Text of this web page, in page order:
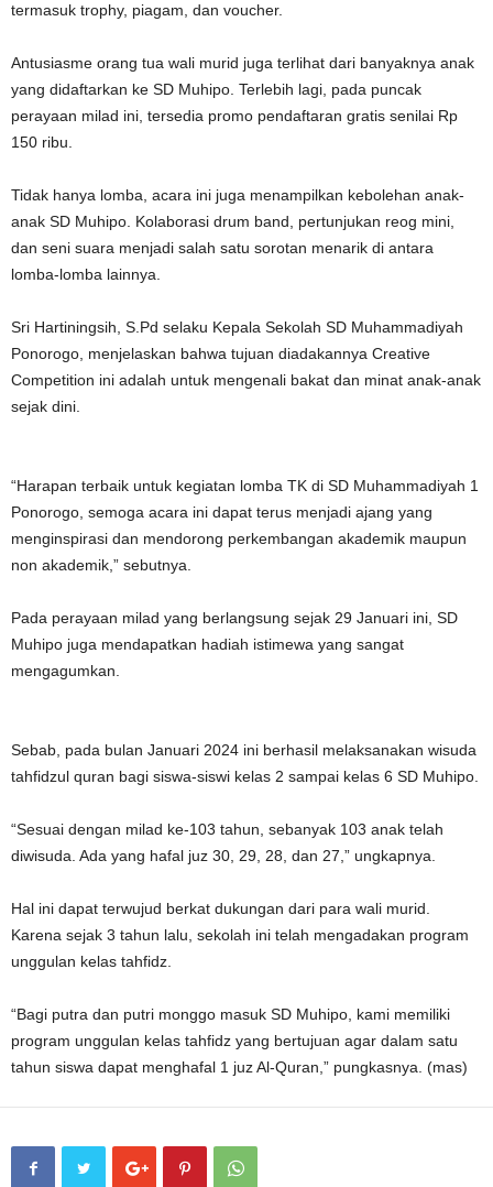
termasuk trophy, piagam, dan voucher.
Antusiasme orang tua wali murid juga terlihat dari banyaknya anak
yang didaftarkan ke SD Muhipo. Terlebih lagi, pada puncak
perayaan milad ini, tersedia promo pendaftaran gratis senilai Rp
150 ribu.
Tidak hanya lomba, acara ini juga menampilkan kebolehan anak-
anak SD Muhipo. Kolaborasi drum band, pertunjukan reog mini,
dan seni suara menjadi salah satu sorotan menarik di antara
lomba-lomba lainnya.
Sri Hartiningsih, S.Pd selaku Kepala Sekolah SD Muhammadiyah
Ponorogo, menjelaskan bahwa tujuan diadakannya Creative
Competition ini adalah untuk mengenali bakat dan minat anak-anak
sejak dini.
“Harapan terbaik untuk kegiatan lomba TK di SD Muhammadiyah 1
Ponorogo, semoga acara ini dapat terus menjadi ajang yang
menginspirasi dan mendorong perkembangan akademik maupun
non akademik,” sebutnya.
Pada perayaan milad yang berlangsung sejak 29 Januari ini, SD
Muhipo juga mendapatkan hadiah istimewa yang sangat
mengagumkan.
Sebab, pada bulan Januari 2024 ini berhasil melaksanakan wisuda
tahfidzul quran bagi siswa-siswi kelas 2 sampai kelas 6 SD Muhipo.
“Sesuai dengan milad ke-103 tahun, sebanyak 103 anak telah
diwisuda. Ada yang hafal juz 30, 29, 28, dan 27,” ungkapnya.
Hal ini dapat terwujud berkat dukungan dari para wali murid.
Karena sejak 3 tahun lalu, sekolah ini telah mengadakan program
unggulan kelas tahfidz.
“Bagi putra dan putri monggo masuk SD Muhipo, kami memiliki
program unggulan kelas tahfidz yang bertujuan agar dalam satu
tahun siswa dapat menghafal 1 juz Al-Quran,” pungkasnya. (mas)